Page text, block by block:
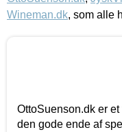
Wineman.dk, som alle
OttoSuenson.dk er
den gode ende af